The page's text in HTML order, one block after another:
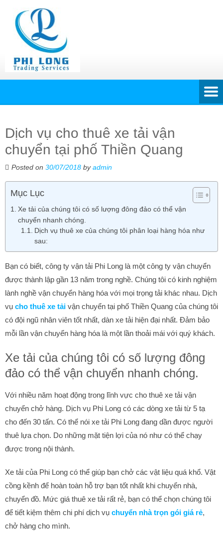
Dịch vụ cho thuê xe tải vận
chuyển tại phố Thiền Quang
Posted on 30/07/2018 byadmin
Mục Lục
Xe tải của chúng tôi có số lượng đông đảo có thể vận
chuyển nhanh chóng.
Dịch vụ thuê xe của chúng tôi phân loại hàng hóa như
sau:
Bạn có biết, công ty vận tải Phi Long là một công ty vận chuyển
được thành lập gần 13 năm trong nghề. Chúng tôi có kinh nghiệm
lành nghề vận chuyển hàng hóa với mọi trọng tải khác nhau. Dịch
vụ cho thuê xe tải vận chuyển tại phố Thiền Quang của chúng tôi
có đội ngũ nhân viên tốt nhất, dàn xe tải hiện đại nhất. Đảm bảo
mỗi lần vận chuyển hàng hóa là một lần thoải mái với quý khách.
Xe tải của chúng tôi có số lượng đông
đảo có thể vận chuyển nhanh chóng.
Với nhiều năm hoạt động trong lĩnh vực cho thuê xe tải vận
chuyển chở hàng. Dịch vụ Phi Long có các dòng xe tải từ 5 tạ
cho đến 30 tấn. Có thể nói xe tải Phi Long đang dần được người
thuê lựa chọn. Do những mặt tiện lợi của nó như có thể chạy
được trong nội thành.
Xe tải của Phi Long có thể giúp bạn chở các vật liệu quá khổ. Vật
cồng kềnh để hoàn toàn hỗ trợ bạn tốt nhất khi chuyển nhà,
chuyển đồ. Mức giá thuê xe tải rất rẻ, bạn có thể chọn chúng tôi
để tiết kiệm thêm chi phí dịch vụ chuyển nhà trọn gói giá rẻ,
chở hàng cho mình.